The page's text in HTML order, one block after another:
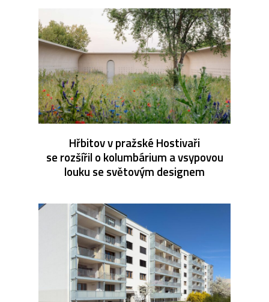
Hřbitov v pražské Hostivaři
se rozšířil o kolumbárium a vsypovou
louku se světovým designem